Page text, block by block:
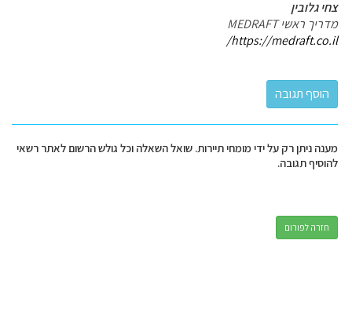
צחי גלובין
מדריך ראשי MEDRAFT
https://medraft.co.il/
מענה ניתן רק על ידי מומחי תיירות. שואל השאלה וכל גולש הרשום לאתר רשאי
להוסיף תגובה.
חזרה לפורום